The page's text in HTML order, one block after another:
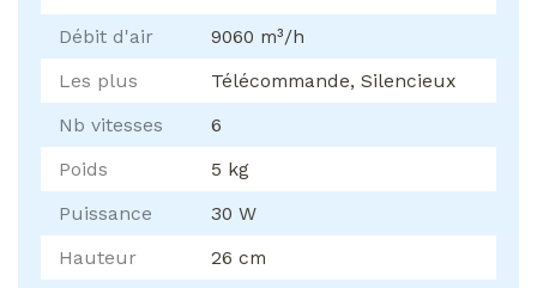
Débit d'air
9060 m³/h
Les plus
Télécommande, Silencieux
Nb vitesses
6
Poids
5 kg
Puissance
30 W
Hauteur
26 cm